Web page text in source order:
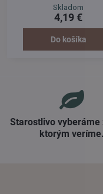
alebo zosilovacích prísad
usadenín na pokožke.
Skladom
4,19 €
Do košíka
Starostlivo vyberáme
ktorým veríme​.